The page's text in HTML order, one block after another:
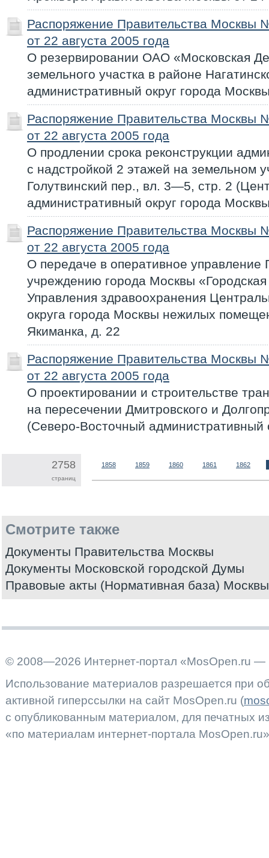
Распоряжение Правительства Москвы
от 22 августа 2005 года
О резервировании ОАО «Московская
земельного участка в районе
административный округ города
Распоряжение Правительства Москвы
от 22 августа 2005 года
О продлении срока реконструкции
с надстройкой 2 этажей на земельном
Голутвинский пер., вл. 3—5, стр. 2
административный округ города
Распоряжение Правительства Москвы
от 22 августа 2005 года
О передаче в оперативное управление
учреждению города Москвы
Управления здравоохранения
округа города Москвы нежилых
Якиманка, д. 22
Распоряжение Правительства Москвы
от 22 августа 2005 года
О проектировании и строительстве
на пересечении Дмитровского и
(Северо-Восточный административный
2758
страниц
1858 1859 1860 1861 1862
Смотрите также
Документы Правительства Москвы
Документы Московской городской Думы
Правовые акты (Нормативная база) Москвы
© 2008—2026 Интернет-портал «MosOpen.ru —
Использование материалов разрешается при
активной гиперссылки на сайт MosOpen.ru (
с опубликованным материалом, для печатных
«по материалам интернет-портала